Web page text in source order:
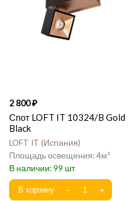
2 800
Спот LOFT IT 10324/B Gold
Black
LOFT IT Испания
4
99